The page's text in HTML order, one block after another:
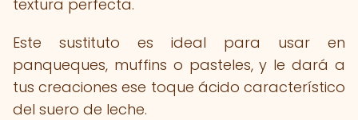
textura perfecta.
Este sustituto es ideal para usar en
panqueques, muffins o pasteles, y le dará a
tus creaciones ese toque ácido característico
del suero de leche.